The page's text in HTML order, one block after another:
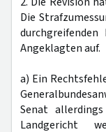
Die
Angeklagten auf.
a) Ein
Senat
Landgericht